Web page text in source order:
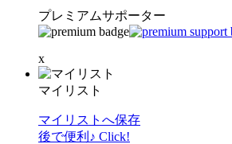
プレミアムサポーター
x
マイリスト
マイリストへ保存
後で便利♪ Click!